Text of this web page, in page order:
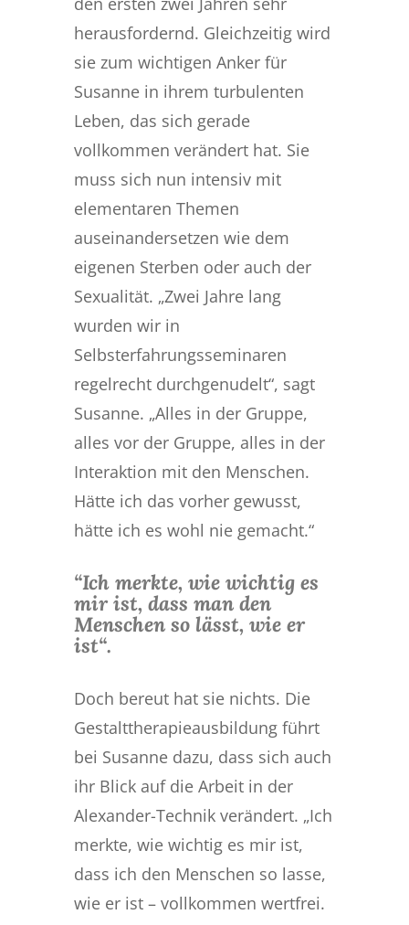
herausfordernd. Gleichzeitig wird
sie zum wichtigen Anker für
Susanne in ihrem turbulenten
Leben, das sich gerade
vollkommen verändert hat. Sie
muss sich nun intensiv mit
elementaren Themen
auseinandersetzen wie dem
eigenen Sterben oder auch der
Sexualität. „Zwei Jahre lang
wurden wir in
Selbsterfahrungsseminaren
regelrecht durchgenudelt“, sagt
Susanne. „Alles in der Gruppe,
alles vor der Gruppe, alles in der
Interaktion mit den Menschen.
Hätte ich das vorher gewusst,
hätte ich es wohl nie gemacht.“
“Ich merkte, wie wichtig es
mir ist, dass man den
Menschen so lässt, wie er
ist“.
Doch bereut hat sie nichts. Die
Gestalttherapieausbildung führt
bei Susanne dazu, dass sich auch
ihr Blick auf die Arbeit in der
Alexander-Technik verändert. „Ich
merkte, wie wichtig es mir ist,
dass ich den Menschen so lasse,
wie er ist – vollkommen wertfrei.